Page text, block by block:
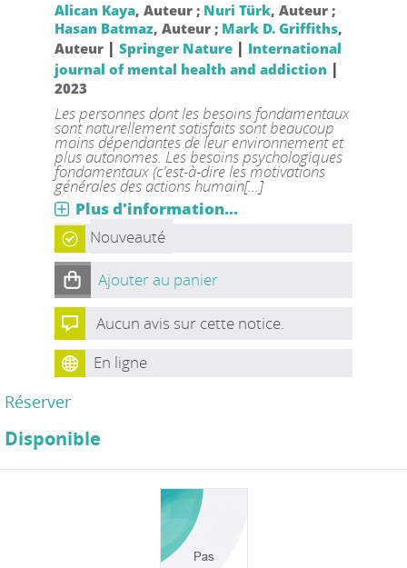
Alican Kaya, Auteur ; Nuri Türk, Auteur ;
Hasan Batmaz, Auteur ; Mark D. Griffiths,
Auteur | Springer Nature| International
journal of mental health and addiction |
2023
Les personnes dont les besoins fondamentaux
sont naturellement satisfaits sont beaucoup
moins dépendantes de leur environnement et
plus autonomes. Les besoins psychologiques
fondamentaux (c'est-à-dire les motivations
générales des actions humain[...]
Plus d'information...
Nouveauté
Ajouter au panier
Aucun avis sur cette notice.
En ligne
Réserver
Disponible